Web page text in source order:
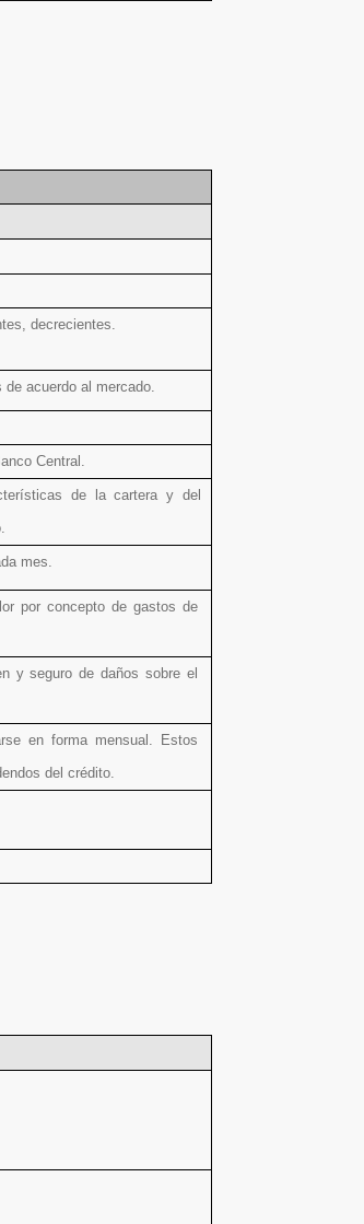
decrecientes.
acuerdo al mercado.
Central.
de la cartera y del
mes.
por concepto de gastos de
y seguro de daños sobre el
en forma mensual. Estos
del crédito.